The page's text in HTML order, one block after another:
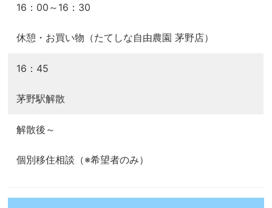
16：00～16：30
休憩・お買い物（たてしな自由農園 茅野店）
16：45
茅野駅解散
解散後～
個別移住相談（※希望者のみ）